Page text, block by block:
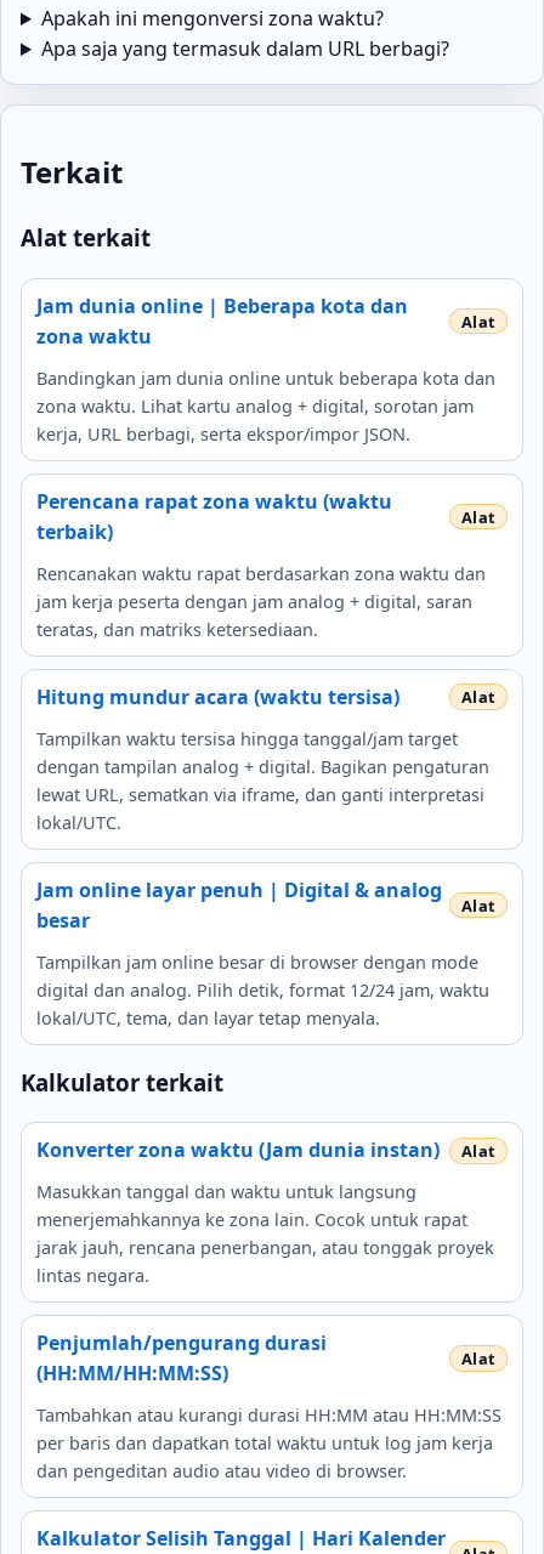
Apakah ini mengonversi zona waktu?
Apa saja yang termasuk dalam URL berbagi?
Terkait
Alat terkait
Jam dunia online | Beberapa kota dan
zona waktu
Bandingkan jam dunia online untuk beberapa kota dan
zona waktu. Lihat kartu analog + digital, sorotan jam
kerja, URL berbagi, serta ekspor/impor JSON.
Perencana rapat zona waktu (waktu
terbaik)
Rencanakan waktu rapat berdasarkan zona waktu dan
jam kerja peserta dengan jam analog + digital, saran
teratas, dan matriks ketersediaan.
Hitung mundur acara (waktu tersisa)
Tampilkan waktu tersisa hingga tanggal/jam target
dengan tampilan analog + digital. Bagikan pengaturan
lewat URL, sematkan via iframe, dan ganti interpretasi
lokal/UTC.
Jam online layar penuh | Digital & analog
besar
Tampilkan jam online besar di browser dengan mode
digital dan analog. Pilih detik, format 12/24 jam, waktu
lokal/UTC, tema, dan layar tetap menyala.
Kalkulator terkait
Konverter zona waktu (Jam dunia instan)
Masukkan tanggal dan waktu untuk langsung
menerjemahkannya ke zona lain. Cocok untuk rapat
jarak jauh, rencana penerbangan, atau tonggak proyek
lintas negara.
Penjumlah/pengurang durasi
(HH:MM/HH:MM:SS)
Tambahkan atau kurangi durasi HH:MM atau HH:MM:SS
per baris dan dapatkan total waktu untuk log jam kerja
dan pengeditan audio atau video di browser.
Kalkulator Selisih Tanggal | Hari Kalender